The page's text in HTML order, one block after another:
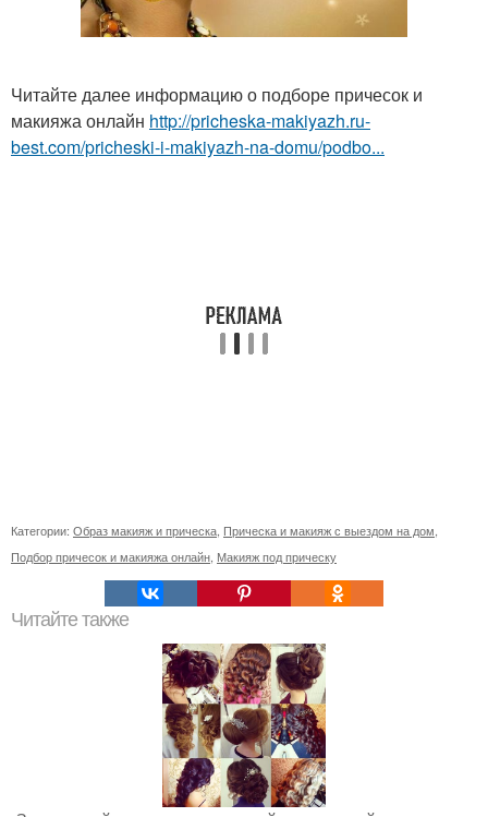
Читайте далее информацию о подборе причесок и
макияжа онлайн http://pricheska-makiyazh.ru-
best.com/pricheski-i-makiyazh-na-domu/podbo...
Категории: Образ макияж и прическа Прическа и макияж с выездом на дом
Подбор причесок и макияжа онлайн Макияж под прическу
Читайте также